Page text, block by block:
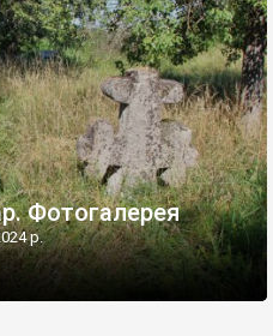
Фотогалерея
р.